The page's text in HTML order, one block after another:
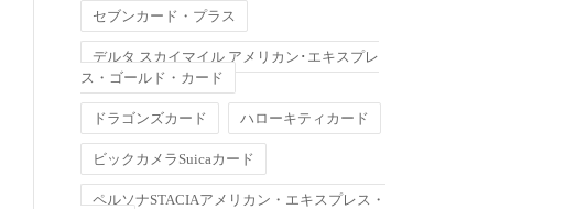
セブンカード・プラス
デルタ スカイマイル アメリカン･エキスプレ
ス・ゴールド・カード
ドラゴンズカード ハローキティカード
ビックカメラSuicaカード
ペルソナSTACIAアメリカン・エキスプレス・